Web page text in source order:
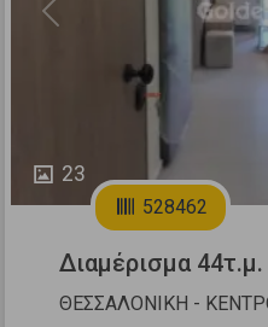
23
Previous
528462
Διαμέρισμα
ΘΕΣΣΑΛΟΝΙΚΗ -